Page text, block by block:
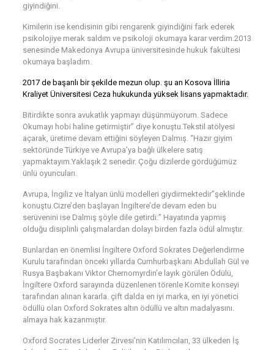
giyindiğini.
Kimilerin ise kendisinin gibi rengarenk giyindiğini fark ederek
psikolojiye merak saldım ve psikoloji okumaya karar verdim.2013
senesinde Makedonya Avrupa üniversitesinde hukuk fakültesi
okumaya başladım.
2017 de başarılı bir şekilde mezun olup. şu an Kosova İlliria
Kraliyet Üniversitesi Ceza hukukunda yüksek lisans yapmaktadır.
Bitirdikte sonra avukatlık yapmayı düşünmüyorum. Sadece
Okumayı hobi haline getirmiştir” diye konuştu.Tekstil atölyesi
açarak, üretime devam ettiğini söyleyen Dalmış. “Hazır giyim
sektöründe Türkiye ve Avrupa’ya bağlı ülkelere satış
yapmaktayım.Yaklaşık 2 senedir. Çoğu dizilerde gördüğümüz
ünlü oyuncuları.
Avrupa, İngiliz ve İtalyan ünlü modelleri giydirmektedir”şeklinde
konuştu.Cizre’den başlayan İngiltere’de devam eden bu
serüvenini ise Dalmış şöyle dile getirdi:” Hayatında yapmış
olduğu disiplinli çalışmalardan dolayı birden fazla ödül almıştır.
Bunlardan en önemlisi İngiltere Oxford Sokrates Değerlendirme
Kurulu tarafından önceki yıllarda Cumhurbaşkanı Abdullah Gül ve
Rusya Başbakanı Viktor Chernomyrdin’e layık görülen Ödülü,
İngiltere Oxford sarayında düzenlenen törenle Komite konseyi
tarafından alınan kararla. çift dalda en iyi marka, en iyi yönetici
ödüllü olan Oxford Sokrates altın ödüllü ve altın madalyasını.
almaya hak kazanmıştır.
Oxford Socrates Liderler Zirvesi’nin Katılımcıları, 33 ülkeden İş